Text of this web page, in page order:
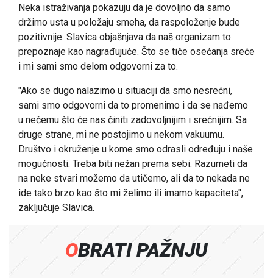
Neka istraživanja pokazuju da je dovoljno da samo
držimo usta u položaju smeha, da raspoloženje bude
pozitivnije. Slavica objašnjava da naš organizam to
prepoznaje kao nagrađujuće. Što se tiče osećanja sreće
i mi sami smo delom odgovorni za to.
"Ako se dugo nalazimo u situaciji da smo nesrećni,
sami smo odgovorni da to promenimo i da se nađemo
u nečemu što će nas činiti zadovoljnijim i srećnijim. Sa
druge strane, mi ne postojimo u nekom vakuumu.
Društvo i okruženje u kome smo odrasli određuju i naše
mogućnosti. Treba biti nežan prema sebi. Razumeti da
na neke stvari možemo da utičemo, ali da to nekada ne
ide tako brzo kao što mi želimo ili imamo kapaciteta",
zaključuje Slavica.
OBRATI PAŽNJU